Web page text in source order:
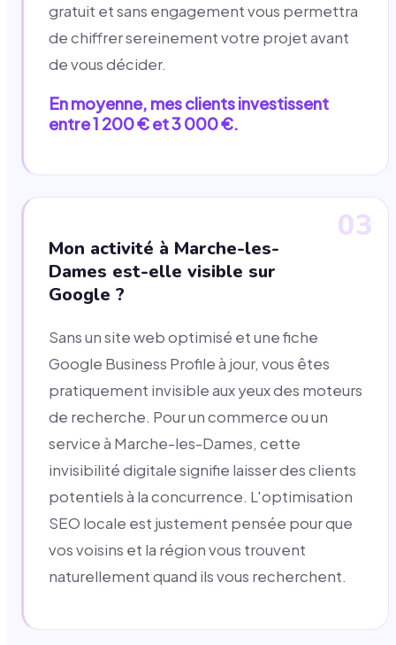
gratuit et sans engagement vous permettra
de chiffrer sereinement votre projet avant
de vous décider.
En moyenne, mes clients investissent
entre 1 200 € et 3 000 €.
03
Mon activité à Marche-les-
Dames est-elle visible sur
Google ?
Sans un site web optimisé et une fiche
Google Business Profile à jour, vous êtes
pratiquement invisible aux yeux des moteurs
de recherche. Pour un commerce ou un
service à Marche-les-Dames, cette
invisibilité digitale signifie laisser des clients
potentiels à la concurrence. L'optimisation
SEO locale est justement pensée pour que
vos voisins et la région vous trouvent
naturellement quand ils vous recherchent.